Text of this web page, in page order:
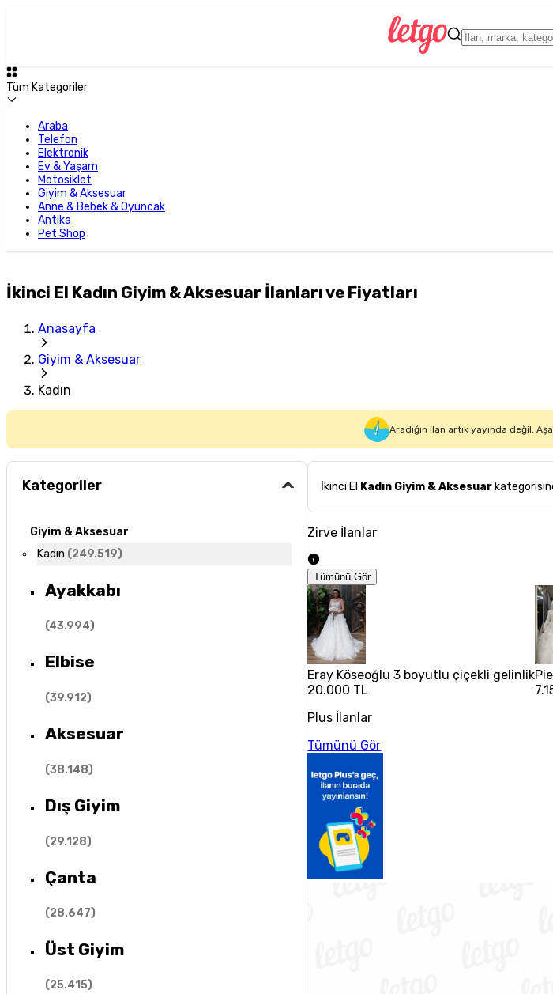
Tüm Kategoriler
Araba
Telefon
Elektronik
Ev & Yaşam
Motosiklet
Giyim & Aksesuar
Anne & Bebek & Oyuncak
Antika
Pet Shop
İkinci El Kadın Giyim & Aksesuar İlanları ve Fiyatları
Anasayfa
Giyim & Aksesuar
Kadın
Aradığın ilan artık yayında değil.
Kategoriler
Giyim & Aksesuar
Kadın (249.519)
Ayakkabı
(43.994)
Elbise
(39.912)
Aksesuar
(38.148)
Dış Giyim
(29.128)
Çanta
(28.647)
Üst Giyim
(25.415)
İkinci El Kadın Giyim & Aksesuar
Zirve İlanlar
Tümünü Gör
Eray Köseoğlu 3 boyutlu çiçekli gelinlik
20.000 TL
Plus İlanlar
Tümünü Gör